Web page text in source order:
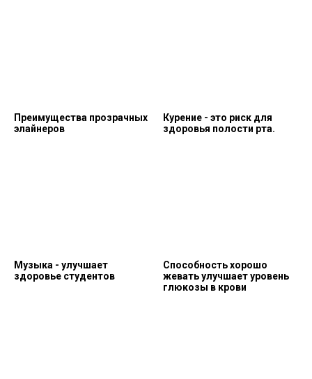
Преимущества прозрачных
элайнеров
Курение - это риск для
здоровья полости рта.
Музыка - улучшает
здоровье студентов
Способность хорошо
жевать улучшает уровень
глюкозы в крови